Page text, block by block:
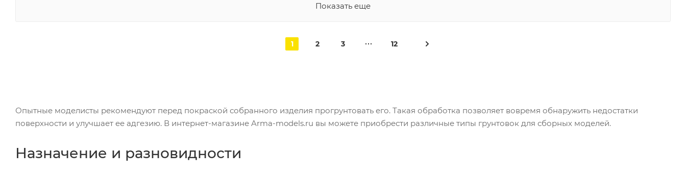
Показать еще
1 2 3 12
Опытные моделисты рекомендуют перед покраской собранного изделия прогрунтовать его. Такая обработка позволяет вовремя обнаружить недостатки
поверхности и улучшает ее адгезию. В интернет-магазине Arma-models.ru вы можете приобрести различные типы грунтовок для сборных моделей.
Назначение и разновидности